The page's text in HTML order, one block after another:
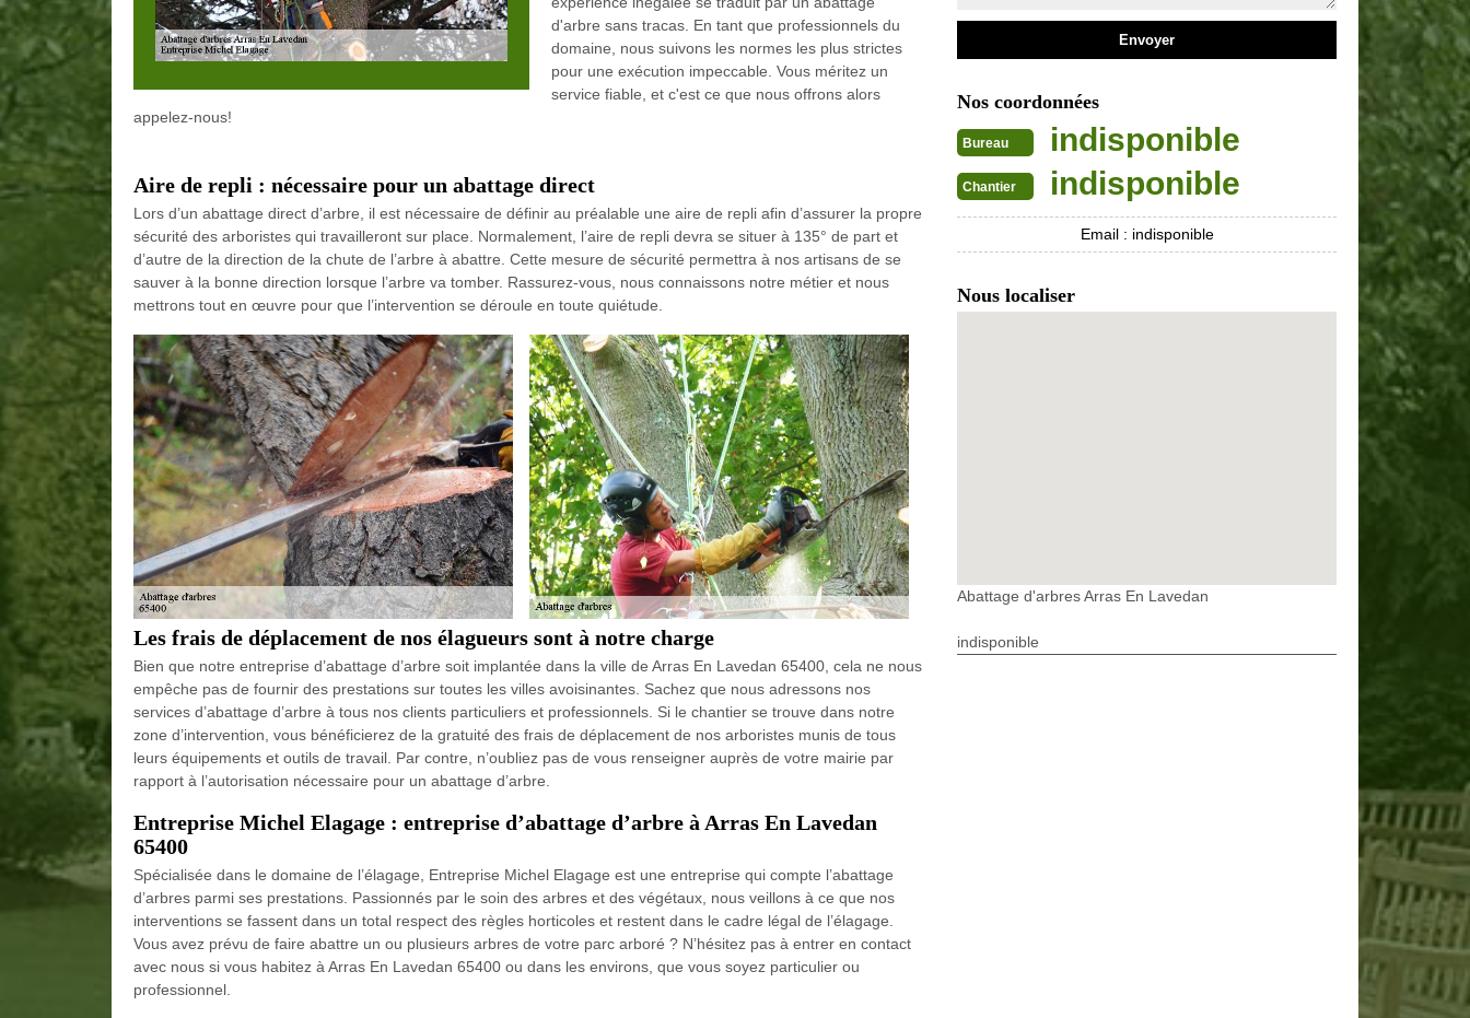
d'arbre sans tracas. En tant que professionnels du
domaine, nous suivons les normes les plus strictes
pour une exécution impeccable. Vous méritez un
service fiable, et c'est ce que nous offrons alors
appelez-nous!
Aire de repli : nécessaire pour un abattage direct
Lors d’un abattage direct d’arbre, il est nécessaire de définir au préalable une aire de repli afin d’assurer la propre
sécurité des arboristes qui travailleront sur place. Normalement, l’aire de repli devra se situer à 135° de part et
d’autre de la direction de la chute de l’arbre à abattre. Cette mesure de sécurité permettra à nos artisans de se
sauver à la bonne direction lorsque l’arbre va tomber. Rassurez-vous, nous connaissons notre métier et nous
mettrons tout en œuvre pour que l’intervention se déroule en toute quiétude.
Les frais de déplacement de nos élagueurs sont à notre charge
Bien que notre entreprise d’abattage d’arbre soit implantée dans la ville de Arras En Lavedan 65400, cela ne nous
empêche pas de fournir des prestations sur toutes les villes avoisinantes. Sachez que nous adressons nos
services d’abattage d’arbre à tous nos clients particuliers et professionnels. Si le chantier se trouve dans notre
zone d’intervention, vous bénéficierez de la gratuité des frais de déplacement de nos arboristes munis de tous
leurs équipements et outils de travail. Par contre, n’oubliez pas de vous renseigner auprès de votre mairie par
rapport à l’autorisation nécessaire pour un abattage d’arbre.
Entreprise Michel Elagage : entreprise d’abattage d’arbre à Arras En Lavedan
65400
Spécialisée dans le domaine de l’élagage, Entreprise Michel Elagage est une entreprise qui compte l’abattage
d’arbres parmi ses prestations. Passionnés par le soin des arbres et des végétaux, nous veillons à ce que nos
interventions se fassent dans un total respect des règles horticoles et restent dans le cadre légal de l’élagage.
Vous avez prévu de faire abattre un ou plusieurs arbres de votre parc arboré ? N’hésitez pas à entrer en contact
avec nous si vous habitez à Arras En Lavedan 65400 ou dans les environs, que vous soyez particulier ou
professionnel.
Nos coordonnées
Bureau indisponible
Chantier indisponible
Email : indisponible
Nous localiser
Abattage d'arbres Arras En Lavedan
indisponible